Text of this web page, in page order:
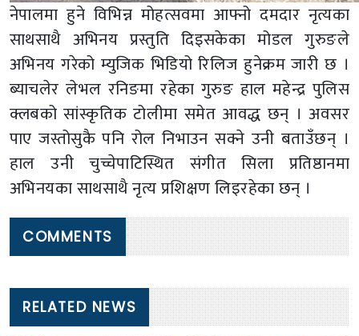
नेपालमा हुने विभिन्न मोहत्सवमा आफ्नो दमदार नृत्यका
साथसाथै अभिनय प्रस्तुति दिइसकेका मोडल गुरुङले
अभिनय गरेको म्युजिक भिडियो रिलिज हुनेक्रम जारी छ ।
ब्याचलेर लेभल रनिङमा रहेका गुरुङ हाल महेन्द्र पुलिस
क्लबको सांस्कृतिक टोलीमा समेत आवद्ध छन् । अवसर
पाए जस्तोसुकै पनि रोल निभाउन सक्ने उनी बताउँछन् ।
हाल उनी चुच्चेपाटिस्थित संगीत सिला प्रतिष्ठानमा
अभिनयका साथसाथै नृत्य प्रशिक्षण लिइरहेका छन् ।
COMMENTS
RELATED NEWS